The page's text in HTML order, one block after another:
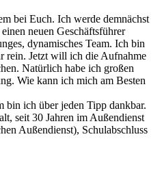
bei Euch. Ich werde demnächst
neuen Geschäftsführer
dynamisches Team. Ich bin
rein. Jetzt will ich die Aufnahme
Natürlich habe ich großen
Wie kann ich mich am Besten
bin ich über jeden Tipp dankbar.
seit 30 Jahren im Außendienst
Außendienst), Schulabschluss